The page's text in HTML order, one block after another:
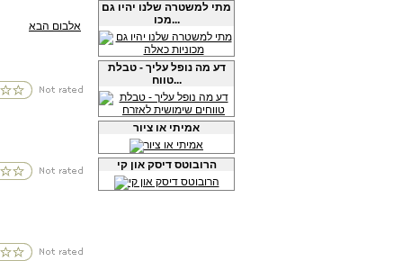
אלבום הבא
מתי למשטרה שלנו יהיו גם
מכו...
דע מה נופל עליך - טבלת
טווח...
אמיתי או ציור
הרובוטס דיסק און קי